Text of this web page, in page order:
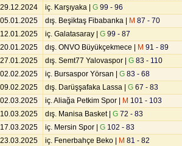
29.12.2024 iç. Karşıyaka | G 99 - 96
05.01.2025 dış. Beşiktaş Fibabanka | M 87 - 70
12.01.2025 iç. Galatasaray | G 99 - 87
20.01.2025 dış. ONVO Büyükçekmece | M 91 - 89
27.01.2025 dış. Semt77 Yalovaspor | G 83 - 110
02.02.2025 iç. Bursaspor Yörsan | G 83 - 68
09.02.2025 dış. Darüşşafaka Lassa | G 67 - 83
02.03.2025 iç. Aliağa Petkim Spor | M 101 - 103
10.03.2025 dış. Manisa Basket | G 72 - 83
17.03.2025 iç. Mersin Spor | G 102 - 83
23.03.2025 iç. Fenerbahçe Beko | M 81 - 82